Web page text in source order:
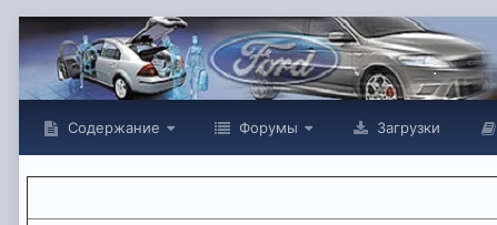
Содержание Форумы Загрузки